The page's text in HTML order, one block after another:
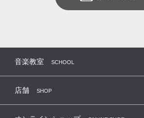
音楽教室 SCHOOL
店舗 SHOP